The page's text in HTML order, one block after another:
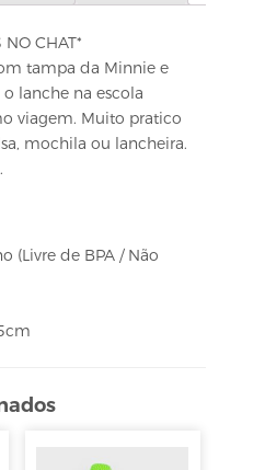
NO CHAT*
tampa da Minnie e
lanche na escola
viagem. Muito pratico
mochila ou lancheira.
(Livre de BPA / Não